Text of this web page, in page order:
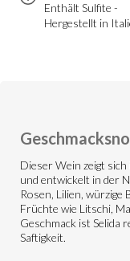
Enthält Sulfite -
Hergestellt in
Dieser Wein zeigt
und entwickelt in der
Rosen, Lilien,
Früchte wie Litschi,
Geschmack ist Selida
Saftigkeit.